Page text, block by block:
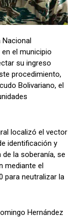
Nacional
el municipio
su ingreso
procedimiento,
Bolivariano, el
localizó el vector
identificación y
la soberanía, se
mediante el
para neutralizar la
Hernández